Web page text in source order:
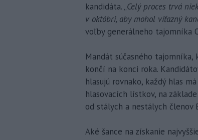
kandidáta. „Celý proces trvá
v októbri, aby mohol víťazný
voľby generálneho tajomníka
Mandát súčasného
končí na konci roka.
hlasujú rovnako, každý hlas
hlasovacích lístkov, na
od stálych a nestálych členov
Aké šance na získanie